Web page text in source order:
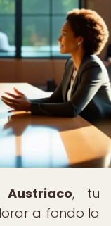
, tu
a fondo la